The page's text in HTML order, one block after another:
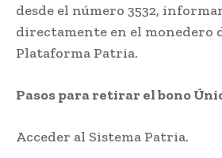
desde el número 3532,
directamente en el monedero
Plataforma Patria.
Pasos para retirar el bono
Acceder al Sistema Patria.